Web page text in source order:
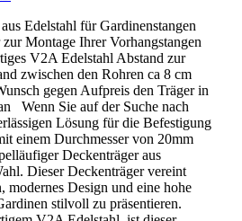
Edelstahl für Gardinenstangen
Montage Ihrer Vorhangstangen
V2A Edelstahl Abstand zur
zwischen den Rohren ca 8 cm
gegen Aufpreis den Träger in
Wenn Sie auf der Suche nach
Lösung für die Befestigung
einem Durchmesser von 20mm
Deckenträger aus
Dieser Deckenträger vereint
modernes Design und eine hohe
stilvoll zu präsentieren.